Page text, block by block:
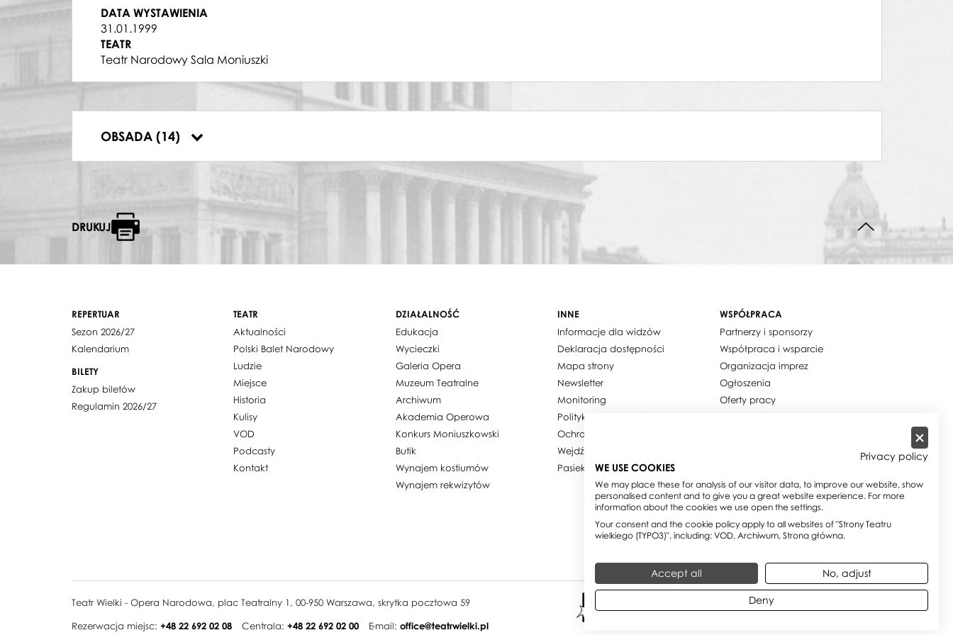
DATA WYSTAWIENIA
31.01.1999
TEATR
Teatr Narodowy Sala Moniuszki
OBSADA (14)
Krzysztof Szmyt
MADDALENA
Elżbieta Pańko
GIVANNA
Maria Olkisz
Mieczysław Milun
Hanna Zdunek
DRUKUJ
REPERTUAR
Sezon 2026/27
Kalendarium
BILETY
Zakup biletów
Regulamin 2026/27
TEATR
Aktualności
Polski Balet Narodowy
Ludzie
Miejsce
Historia
Kulisy
VOD
Podcasty
Kontakt
DZIAŁALNOŚĆ
Edukacja
Wycieczki
Galeria Opera
Muzeum Teatralne
Archiwum
Akademia Operowa
Konkurs Moniuszkowski
Butik
Wynajem kostiumów
Wynajem rekwizytów
INNE
Informacje dla widzów
Deklaracja dostępności
Mapa strony
Newsletter
Monitoring
Polityka prywatności / Cookies
Ochrona danych osobowych
Wejdź w obiektyw
Pasieka w Teatrze
WSPÓŁPRACA
Partnerzy i sponsorzy
Współpraca i wsparcie
Organizacja imprez
Ogłoszenia
Oferty pracy
Dla mediów
Biuletyn Informacji Publicznej
Teatr Wielki - Opera Narodowa, plac Teatralny 1, 00-950 Warszawa, skrytka pocztowa 59
Rezerwacja miejsc: +48 22 692 02 08 Centrala: +48 22 692 02 00 E-mail: office@teatrwielki.pl
Privacy policy
WE USE COOKIES
We may place these for analysis of our visitor data, to improve our website, show
personalised content and to give you a great website experience. For more
information about the cookies we use open the settings.
Your consent and the cookie policy apply to all websites of "Strony Teatru
wielkiego (TYPO3)", including: VOD, Archiwum, Strona główna.
Accept all No, adjust
Deny